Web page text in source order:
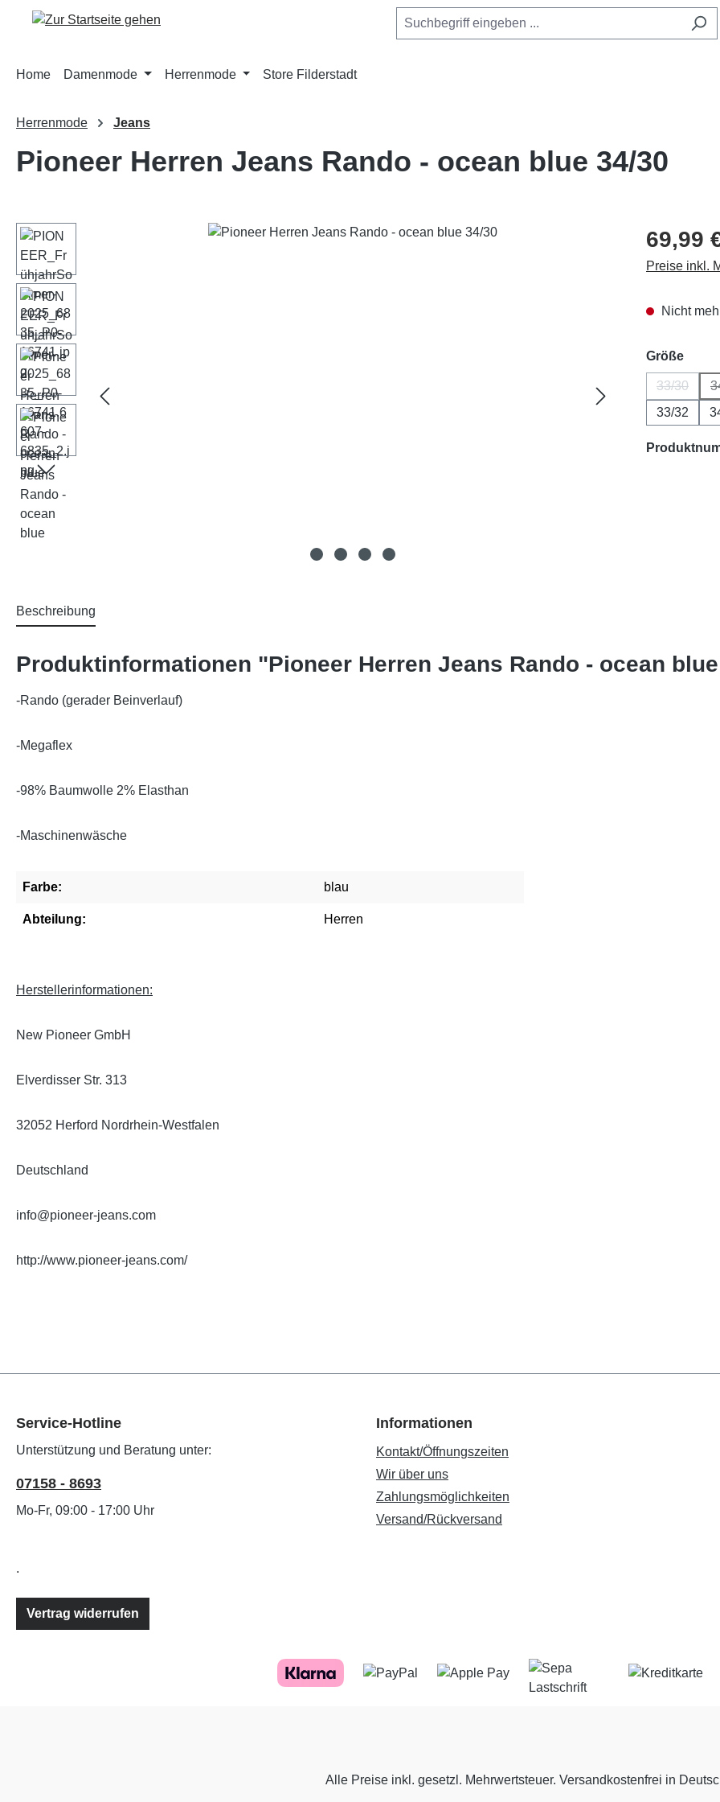
Hauptinhalt springen
Zur Suche springen
Zur Hauptnavigation springen
Home Damenmode Herrenmode Store Filderstadt
Herrenmode Jeans
Pioneer Herren Jeans Rando - ocean blue 34/30
Bildergalerie überspringen 69,99
Preise inkl.
Nicht
Größe
33/30
(Diese
33/32
Beschreibung
Produktinformationen "Pioneer Herren Jeans Rando - ocean
-Rando (gerader Beinverlauf)
-Megaflex
-98% Baumwolle 2% Elasthan
-Maschinenwäsche
Farbe: blau
Abteilung: Herren
Herstellerinformationen:
New Pioneer GmbH
Elverdisser Str. 313
32052 Herford Nordrhein-Westfalen
Deutschland
info@pioneer-jeans.com
http://www.pioneer-jeans.com/
Service-Hotline
Unterstützung und Beratung unter:
07158 - 8693
Mo-Fr, 09:00 - 17:00 Uhr
.
Vertrag widerrufen
Informationen
Kontakt/Öffnungszeiten
Wir über uns
Zahlungsmöglichkeiten
Versand/Rückversand
Alle Preise inkl. gesetzl. Mehrwertsteuer. Versandkostenfrei in